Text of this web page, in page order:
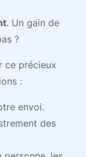
. Un gain de
?
ce précieux
:
envoi.
des